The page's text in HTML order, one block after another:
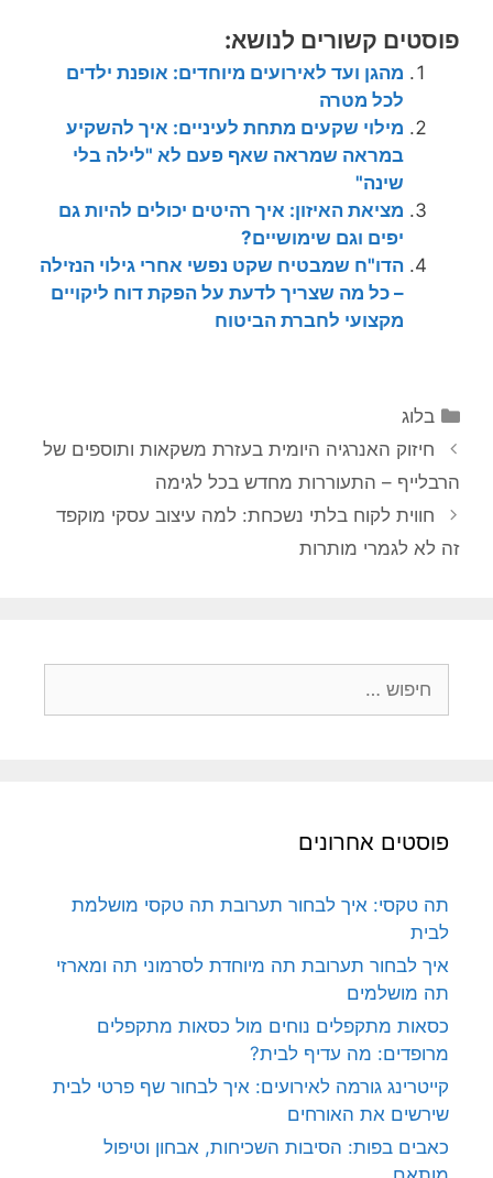
פוסטים קשורים לנושא:
מהגן ועד לאירועים מיוחדים: אופנת ילדים
לכל מטרה
מילוי שקעים מתחת לעיניים: איך להשקיע
במראה שמראה שאף פעם לא "לילה בלי
שינה"
מציאת האיזון: איך רהיטים יכולים להיות גם
יפים וגם שימושיים?
הדו"ח שמבטיח שקט נפשי אחרי גילוי הנזילה
– כל מה שצריך לדעת על הפקת דוח ליקויים
מקצועי לחברת הביטוח
קטגוריות
בלוג
חיזוק האנרגיה היומית בעזרת משקאות ותוספים של
הרבלייף – התעוררות מחדש בכל לגימה
חווית לקוח בלתי נשכחת: למה עיצוב עסקי מוקפד
זה לא לגמרי מותרות
פוסטים אחרונים
תה טקסי: איך לבחור תערובת תה טקסי מושלמת
לבית
איך לבחור תערובת תה מיוחדת לסרמוני תה ומארזי
תה מושלמים
כסאות מתקפלים נוחים מול כסאות מתקפלים
מרופדים: מה עדיף לבית?
קייטרינג גורמה לאירועים: איך לבחור שף פרטי לבית
שירשים את האורחים
כאבים בפות: הסיבות השכיחות, אבחון וטיפול